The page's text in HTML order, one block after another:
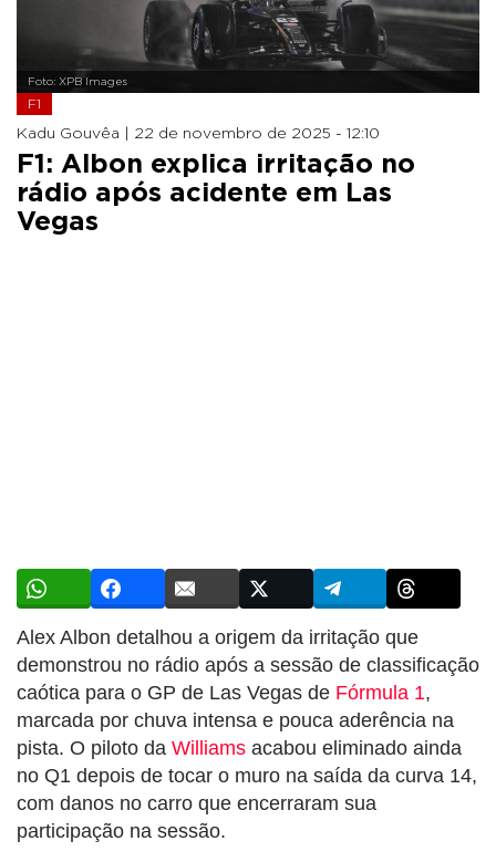
Foto: XPB Images
F1
Kadu Gouvêa | 22 de novembro de 2025 - 12:10
F1: Albon explica irritação no
rádio após acidente em Las
Vegas
Alex Albon detalhou a origem da irritação que
demonstrou no rádio após a sessão de classificação
caótica para o GP de Las Vegas de Fórmula 1,
marcada por chuva intensa e pouca aderência na
pista. O piloto da Williams acabou eliminado ainda
no Q1 depois de tocar o muro na saída da curva 14,
com danos no carro que encerraram sua
participação na sessão.